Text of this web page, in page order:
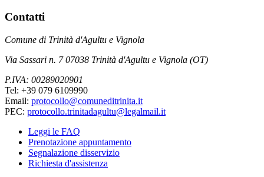
Contatti
Comune di Trinità d'Agultu e Vignola
Via Sassari n. 7 07038 Trinità d'Agultu e Vignola (OT)
P.IVA: 00289020901
Tel: +39 079 6109990
Email: protocollo@comuneditrinita.it
PEC: protocollo.trinitadagultu@legalmail.it
Leggi le FAQ
Prenotazione appuntamento
Segnalazione disservizio
Richiesta d'assistenza